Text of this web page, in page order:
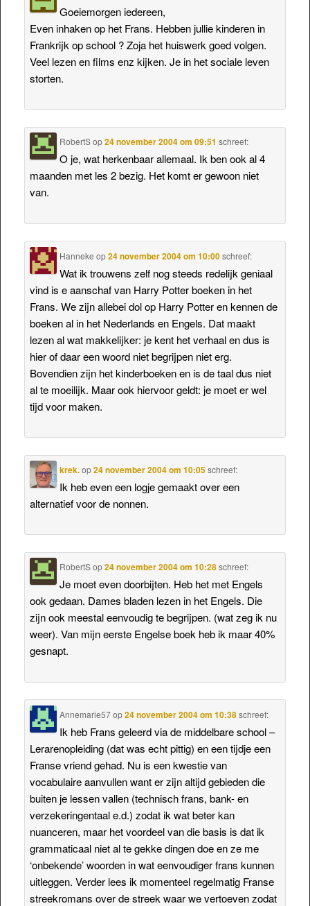
Goeiemorgen iedereen,
Even inhaken op het Frans. Hebben jullie kinderen in
Frankrijk op school ? Zoja het huiswerk goed volgen.
Veel lezen en films enz kijken. Je in het sociale leven
storten.
RobertSop24 november 2004 om 09:51 schreef:
O je, wat herkenbaar allemaal. Ik ben ook al 4
maanden met les 2 bezig. Het komt er gewoon niet
van.
Hanneke op24 november 2004 om 10:00 schreef:
Wat ik trouwens zelf nog steeds redelijk geniaal
vind is e aanschaf van Harry Potter boeken in het
Frans. We zijn allebei dol op Harry Potter en kennen de
boeken al in het Nederlands en Engels. Dat maakt
lezen al wat makkelijker: je kent het verhaal en dus is
hier of daar een woord niet begrijpen niet erg.
Bovendien zijn het kinderboeken en is de taal dus niet
al te moeilijk. Maar ook hiervoor geldt: je moet er wel
tijd voor maken.
krek.op24 november 2004 om 10:05 schreef:
Ik heb even een logje gemaakt over een
alternatief voor de nonnen.
RobertSop24 november 2004 om 10:28 schreef:
Je moet even doorbijten. Heb het met Engels
ook gedaan. Dames bladen lezen in het Engels. Die
zijn ook meestal eenvoudig te begrijpen. (wat zeg ik nu
weer). Van mijn eerste Engelse boek heb ik maar 40%
gesnapt.
Annemarie57op24 november 2004 om 10:38 schreef:
Ik heb Frans geleerd via de middelbare school –
Lerarenopleiding (dat was echt pittig) en een tijdje een
Franse vriend gehad. Nu is een kwestie van
vocabulaire aanvullen want er zijn altijd gebieden die
buiten je lessen vallen (technisch frans, bank- en
verzekeringentaal e.d.) zodat ik wat beter kan
nuanceren, maar het voordeel van die basis is dat ik
grammaticaal niet al te gekke dingen doe en ze me
‘onbekende’ woorden in wat eenvoudiger frans kunnen
uitleggen. Verder lees ik momenteel regelmatig Franse
streekromans over de streek waar we vertoeven zodat